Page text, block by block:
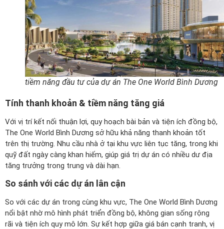
tiềm năng đầu tư của dự án The One World Bình Dương
Tính thanh khoản & tiềm năng tăng giá
Với vị trí kết nối thuận lợi, quy hoạch bài bản và tiện ích đồng bộ,
The One World Bình Dương sở hữu khả năng thanh khoản tốt
trên thị trường. Nhu cầu nhà ở tại khu vực liên tục tăng, trong khi
quỹ đất ngày càng khan hiếm, giúp giá trị dự án có nhiều dư địa
tăng trưởng trong trung và dài hạn.
So sánh với các dự án lân cận
So với các dự án trong cùng khu vực, The One World Bình Dương
nổi bật nhờ mô hình phát triển đồng bộ, không gian sống rộng
rãi và tiện ích quy mô lớn. Sự kết hợp giữa giá bán cạnh tranh, vị